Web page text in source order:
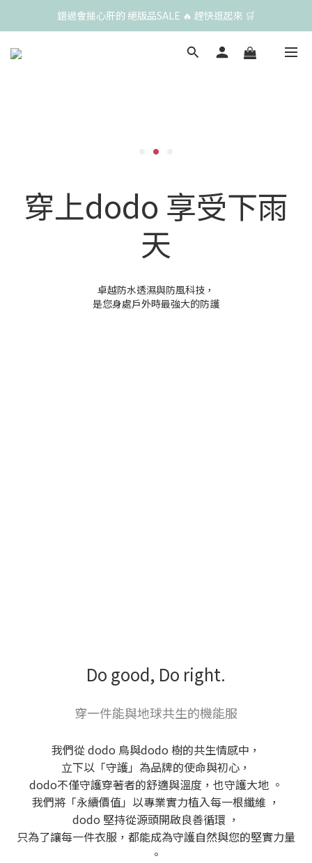
錯過會搥心肝的 絕版品SALE 🔥 趕快逛起來 🛒
穿上dodo 享受下雨
天
卓越防水透濕與防風科技，
是您身處戶外時最強大的防護
Do good, Do right.
穿一件能與地球共生的機能服
我們從 dodo 鳥與dodo 樹的共生情感中，
立下以「守護」為品牌的使命與初心，
dodo不僅守護穿著者的舒適與溫度，也守護大地 。
我們將「永續價值」以專業實力植入每一根纖維 ，
dodo 堅持從源頭開啟良善循環 ，
只為了讓每一件衣服，都能成為守護自然與您的堅實力量
。